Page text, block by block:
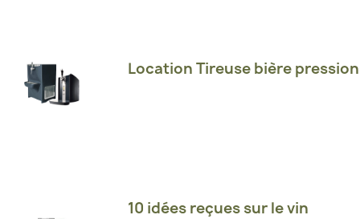
Location Tireuse bière pression
10 idées reçues sur le vin